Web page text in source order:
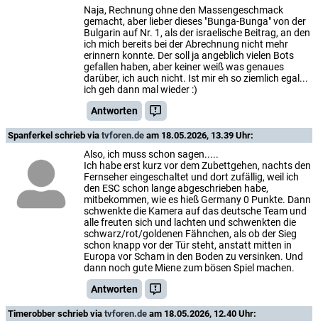
Naja, Rechnung ohne den Massengeschmack
gemacht, aber lieber dieses "Bunga-Bunga" von der
Bulgarin auf Nr. 1, als der israelische Beitrag, an den
ich mich bereits bei der Abrechnung nicht mehr
erinnern konnte. Der soll ja angeblich vielen Bots
gefallen haben, aber keiner weiß was genaues
darüber, ich auch nicht. Ist mir eh so ziemlich egal...
ich geh dann mal wieder :)
Antworten
Spanferkel schrieb via tvforen.de am 18.05.2026, 13.39 Uhr:
Also, ich muss schon sagen.....
Ich habe erst kurz vor dem Zubettgehen, nachts den
Fernseher eingeschaltet und dort zufällig, weil ich
den ESC schon lange abgeschrieben habe,
mitbekommen, wie es hieß Germany 0 Punkte. Dann
schwenkte die Kamera auf das deutsche Team und
alle freuten sich und lachten und schwenkten die
schwarz/rot/goldenen Fähnchen, als ob der Sieg
schon knapp vor der Tür steht, anstatt mitten in
Europa vor Scham in den Boden zu versinken. Und
dann noch gute Miene zum bösen Spiel machen.
Antworten
Timerobber schrieb via tvforen.de am 18.05.2026, 12.40 Uhr: